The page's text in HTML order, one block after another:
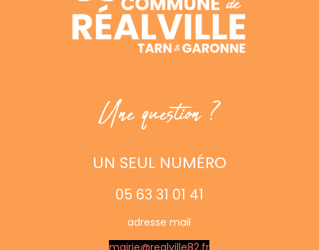
Une question ?
UN SEUL NUMÉRO
05 63 31 01 41
adresse mail
mairie@realville82.fr